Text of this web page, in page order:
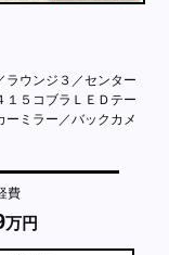
ウンジ３／センター
１５コブラＬＥＤテー
ーミラー／バックカメ
費
万円